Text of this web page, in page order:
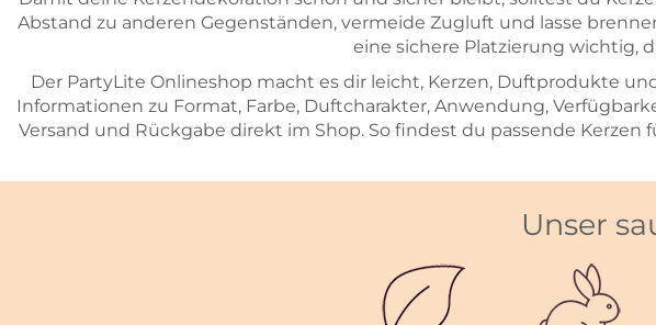
Abstand zu anderen Gegenständen, vermeide Zugluft und lasse
eine sichere Platzierung wichtig,
Der PartyLite Onlineshop macht es dir leicht, Kerzen, Duftprodukte
Informationen zu Format, Farbe, Duftcharakter, Anwendung,
Versand und Rückgabe direkt im Shop. So findest du passende
Unser